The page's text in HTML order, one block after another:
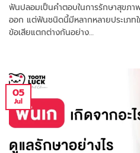
ฟันปลอมเป็นคำตอบในการรักษาสุขภ
ออก แต่ฟันชนิดนี้มีหลากหลายประเภท
ข้อเสียแตกต่างกันอย่าง…
05
Jul